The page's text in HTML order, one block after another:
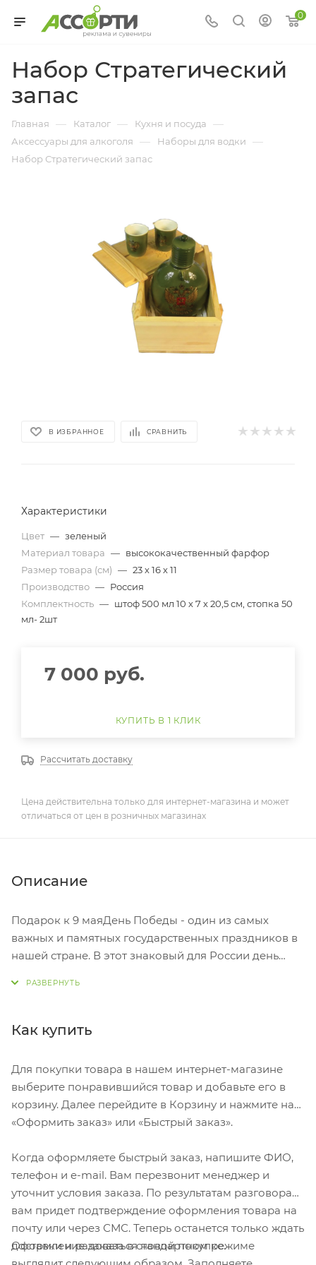
0
Набор Стратегический
запас
Главная — Каталог — Кухня и посуда —
Аксессуары для алкоголя — Наборы для водки —
Набор Стратегический запас
В ИЗБРАННОЕ СРАВНИТЬ
Характеристики
Цвет — зеленый
Материал товара — высококачественный фарфор
Размер товара (см) — 23 х 16 х 11
Производство — Россия
Комплектность — штоф 500 мл 10 х 7 х 20,5 см, стопка 50
мл- 2шт
7 000 руб.
КУПИТЬ В 1 КЛИК
Рассчитать доставку
Цена действительна только для интернет-магазина и может
отличаться от цен в розничных магазинах
Описание
Подарок к 9 маяДень Победы - один из самых
важных и памятных государственных праздников в
нашей стране. В этот знаковый для России день
оригинальном деревянном ящике боевой
Г. К. Жукова и две рюмки с патриотическими
тостами За Родину”, За победу”.
Все сувениры изготовлены из высококачественной
керамики, поэтому они прослужат долго и будут
радовать глаз. Этот подарочный набор станет
прекрасным дополнением к праздничному столу.
Как купить
Для покупки товара в нашем интернет-магазине
выберите понравившийся товар и добавьте его в
корзину. Далее перейдите в Корзину и нажмите на
«Оформить заказ» или «Быстрый заказ».
Когда оформляете быстрый заказ, напишите ФИО,
телефон и e-mail. Вам перезвонит менеджер и
уточнит условия заказа. По результатам разговора
вам придет подтверждение оформления товара на
почту или через СМС. Теперь останется только ждать
доставки и радоваться новой покупке.
Оформление заказа в стандартном режиме